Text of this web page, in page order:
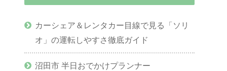
カーシェア＆レンタカー目線で見る「ソリ
オ」の運転しやすさ徹底ガイド
沼田市 半日おでかけプランナー